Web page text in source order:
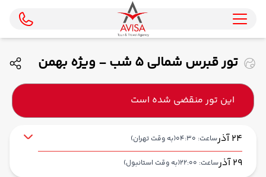
تور قبرس شمالی 5 شب - ویژه بهمن
ماه 1404 ( ای‌جت )
این تور منقضی شده است
24 آذر ساعت: 04:30 (به وقت تهران)
29 آذر ساعت: 22:00 (به وقت استانبول)